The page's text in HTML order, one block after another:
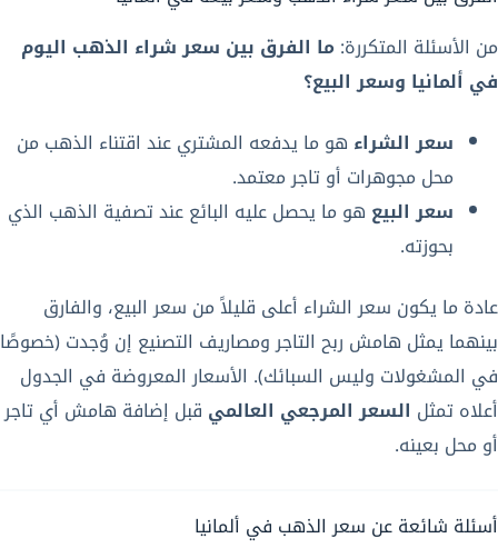
من الأسئلة المتكررة: ما الفرق بين سعر شراء الذهب اليوم
في ألمانيا وسعر البيع؟
سعر الشراء هو ما يدفعه المشتري عند اقتناء الذهب من
محل مجوهرات أو تاجر معتمد.
سعر البيع هو ما يحصل عليه البائع عند تصفية الذهب الذي
بحوزته.
عادة ما يكون سعر الشراء أعلى قليلاً من سعر البيع، والفارق
بينهما يمثل هامش ربح التاجر ومصاريف التصنيع إن وُجدت (خصوصًا
في المشغولات وليس السبائك). الأسعار المعروضة في الجدول
أعلاه تمثل السعر المرجعي العالمي قبل إضافة هامش أي تاجر
أو محل بعينه.
أسئلة شائعة عن سعر الذهب في ألمانيا